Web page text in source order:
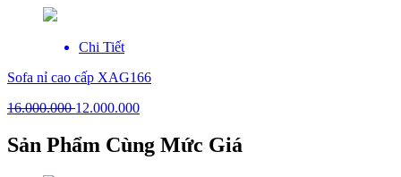
Chi Tiết
Sofa nỉ cao cấp XAG166
16.000.00012.000.000
Sản Phẩm Cùng Mức Giá